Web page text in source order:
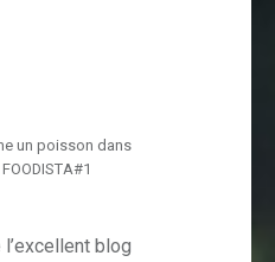
un poisson dans
blog